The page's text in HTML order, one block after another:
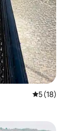
5 de uma
5 (18)